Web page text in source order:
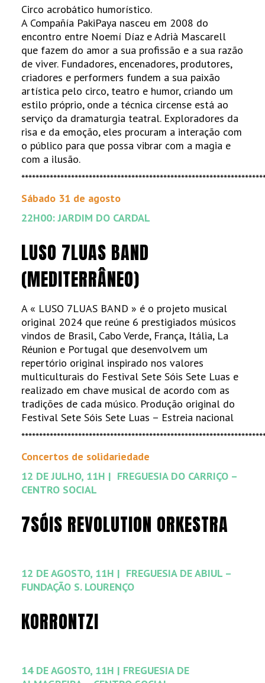
Circo acrobático humorístico.
A Compañía PakiPaya nasceu em 2008 do
encontro entre Noemí Díaz e Adrià Mascarell
que fazem do amor a sua profissão e a sua razão
de viver. Fundadores, encenadores, produtores,
criadores e performers fundem a sua paixão
artística pelo circo, teatro e humor, criando um
estilo próprio, onde a técnica circense está ao
serviço da dramaturgia teatral. Exploradores da
risa e da emoção, eles procuram a interação com
o público para que possa vibrar com a magia e
com a ilusão.
Sábado 31 de agosto
22H00: JARDIM DO CARDAL
LUSO 7LUAS BAND
(MEDITERRÂNEO)
A « LUSO 7LUAS BAND » é o projeto musical
original 2024 que reúne 6 prestigiados músicos
vindos de Brasil, Cabo Verde, França, Itália, La
Réunion e Portugal que desenvolvem um
repertório original inspirado nos valores
multiculturais do Festival Sete Sóis Sete Luas e
realizado em chave musical de acordo com as
tradições de cada músico. Produção original do
Festival Sete Sóis Sete Luas – Estreia nacional
Concertos de solidariedade
12 DE JULHO, 11H | FREGUESIA DO CARRIÇO –
CENTRO SOCIAL
7SÓIS REVOLUTION ORKESTRA
12 DE AGOSTO, 11H | FREGUESIA DE ABIUL –
FUNDAÇÃO S. LOURENÇO
KORRONTZI
14 DE AGOSTO, 11H | FREGUESIA DE